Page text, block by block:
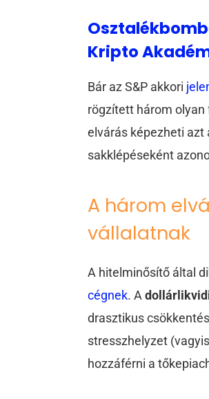
Kripto
Bár az S&P akkori
rögzített három olyan
elvárás képezheti
sakklépéseként
A három
vállalatnak
A hitelminősítő által
cégnek. A
drasztikus
stresszhelyzet
hozzáférni a